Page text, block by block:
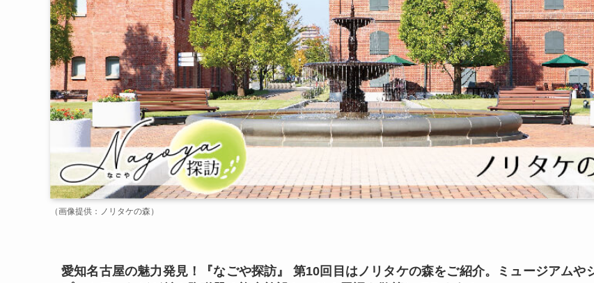
（画像提供：ノリタケの森）
愛知名古屋の魅力発見！『なごや探訪』 第10回目はノリタケの森をご紹介。
ミュージアムや